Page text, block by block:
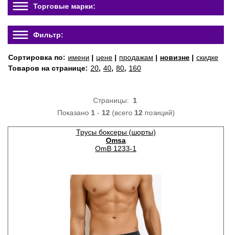
Торговые марки:
Фильтр:
Сортировка по: имени | цене | продажам | новизне | скидке
Товаров на странице: 20, 40, 80, 160
Страницы: 1
Показано 1- 12 (всего 12 позиций)
Трусы боксеры (шорты)
Omsa
OmB 1233-1